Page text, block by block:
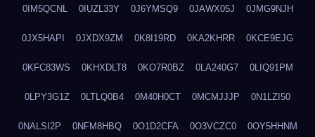
0IM5QCNL 0IUZL33Y 0J6YMSQ9 0JAWX05J 0JMG9NJH
0JX5HAPI 0JXDX9ZM 0K8I19RD 0KA2KHRR 0KCE9EJG
0KFC83WS 0KHXDLT8 0KO7R0BZ 0LA240G7 0LIQ91PM
0LPY3G1Z 0LTLQ0B4 0M40H0CT 0MCMJJJP 0N1LZI50
0NALSI2P 0NFM8HBQ 0O1D2CFA 0O3VCZC0 0OY5HHNM